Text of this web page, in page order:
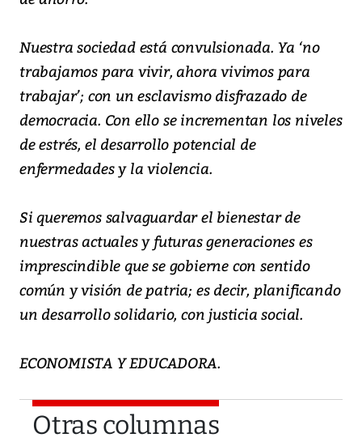
Nuestra sociedad está convulsionada. Ya ‘no
trabajamos para vivir, ahora vivimos para
trabajar’; con un esclavismo disfrazado de
democracia. Con ello se incrementan los niveles
de estrés, el desarrollo potencial de
enfermedades y la violencia.
Si queremos salvaguardar el bienestar de
nuestras actuales y futuras generaciones es
imprescindible que se gobierne con sentido
común y visión de patria; es decir, planificando
un desarrollo solidario, con justicia social.
ECONOMISTA Y EDUCADORA.
Otras columnas